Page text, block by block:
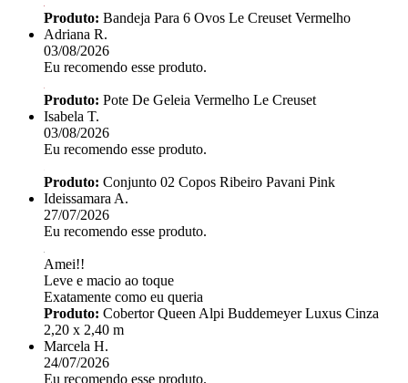
Produto: Bandeja Para 6 Ovos Le Creuset Vermelho
Adriana R.
03/08/2026
Eu recomendo esse produto.
Produto: Pote De Geleia Vermelho Le Creuset
Isabela T.
03/08/2026
Eu recomendo esse produto.
Produto: Conjunto 02 Copos Ribeiro Pavani Pink
Ideissamara A.
27/07/2026
Eu recomendo esse produto.
Amei!!
Leve e macio ao toque
Exatamente como eu queria
Produto: Cobertor Queen Alpi Buddemeyer Luxus Cinza
2,20 x 2,40 m
Marcela H.
24/07/2026
Eu recomendo esse produto.